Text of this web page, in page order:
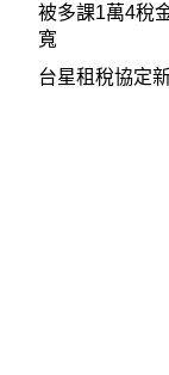
被多課1萬4稅
寬
台星租稅協定